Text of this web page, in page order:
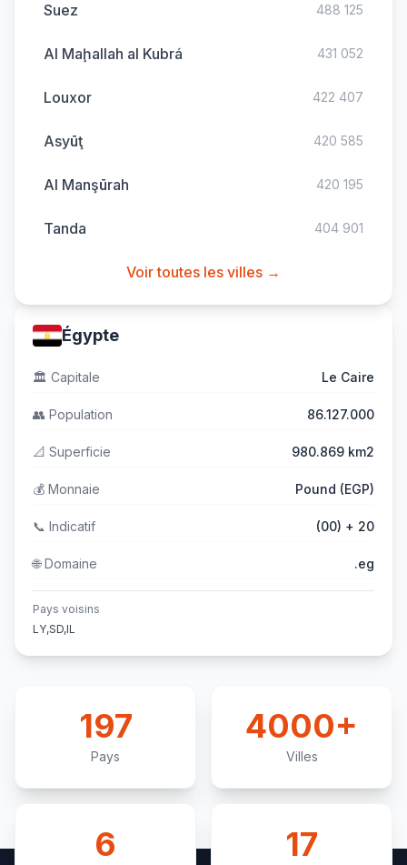
Suez 488 125
Al Maḩallah al Kubrá 431 052
Louxor 422 407
Asyūţ 420 585
Al Manşūrah 420 195
Tanda 404 901
Voir toutes les villes →
Égypte
🏛️ Capitale Le Caire
👥 Population 86.127.000
📐 Superficie 980.869 km2
💰 Monnaie Pound (EGP)
📞 Indicatif (00) + 20
🌐Domaine .eg
Pays voisins
LY,SD,IL
197
Pays
4000+
Villes
6 17